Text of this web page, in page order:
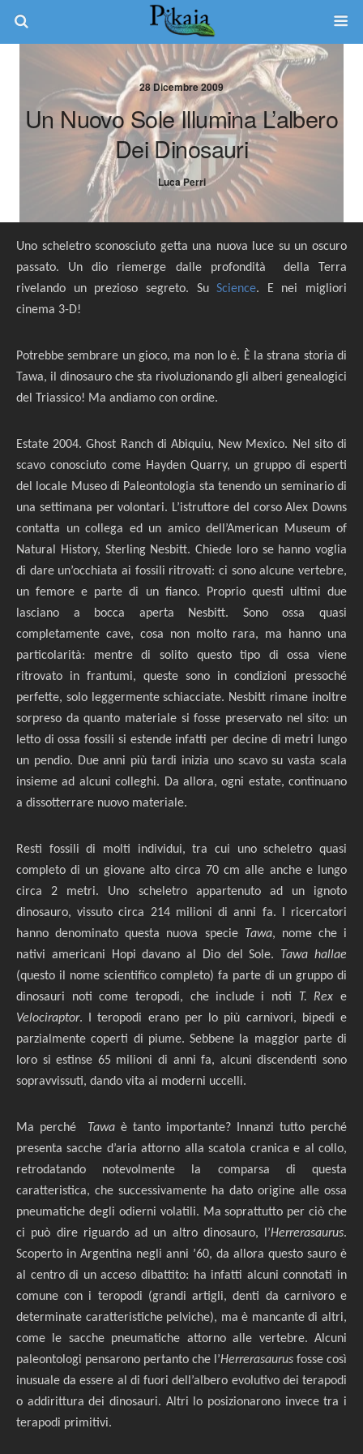
28 Dicembre 2009
Un Nuovo Sole Illumina L’albero
Dei Dinosauri
Luca Perri
Uno scheletro sconosciuto getta una nuova luce su un oscuro
passato. Un dio riemerge dalle profondità della Terra
rivelando un prezioso segreto. SuScience. E nei migliori
cinema 3-D!
Potrebbe sembrare un gioco, ma non lo è. È la strana storia di
Tawa, il dinosauro che sta rivoluzionando gli alberi genealogici
del Triassico! Ma andiamo con ordine.
Estate 2004. Ghost Ranch di Abiquiu, New Mexico. Nel sito di
scavo conosciuto come Hayden Quarry, un gruppo di esperti
del locale Museo di Paleontologia sta tenendo un seminario di
una settimana per volontari. L’istruttore del corso Alex Downs
contatta un collega ed un amico dell’American Museum of
Natural History, Sterling Nesbitt. Chiede loro se hanno voglia
di dare un’occhiata ai fossili ritrovati: ci sono alcune vertebre,
un femore e parte di un fianco. Proprio questi ultimi due
lasciano a bocca aperta Nesbitt. Sono ossa quasi
completamente cave, cosa non molto rara, ma hanno una
particolarità: mentre di solito questo tipo di ossa viene
ritrovato in frantumi, queste sono in condizioni pressoché
perfette, solo leggermente schiacciate. Nesbitt rimane inoltre
sorpreso da quanto materiale si fosse preservato nel sito: un
letto di ossa fossili si estende infatti per decine di metri lungo
un pendio. Due anni più tardi inizia uno scavo su vasta scala
insieme ad alcuni colleghi. Da allora, ogni estate, continuano
a dissotterrare nuovo materiale.
Resti fossili di molti individui, tra cui uno scheletro quasi
completo di un giovane alto circa 70 cm alle anche e lungo
circa 2 metri. Uno scheletro appartenuto ad un ignoto
dinosauro, vissuto circa 214 milioni di anni fa. I ricercatori
hanno denominato questa nuova specie
Tawa, nome che i
nativi americani Hopi davano al Dio del Sole.
Tawa hallae
(questo il nome scientifico completo) fa parte di un gruppo di
dinosauri noti come teropodi, che include i noti
T. Rex e
Velociraptor. I teropodi erano per lo più carnivori, bipedi e
parzialmente coperti di piume. Sebbene la maggior parte di
loro si estinse 65 milioni di anni fa, alcuni discendenti sono
sopravvissuti, dando vita ai moderni uccelli.
Ma perché Tawa è tanto importante? Innanzi tutto perché
presenta sacche d’aria attorno alla scatola cranica e al collo,
retrodatando notevolmente la comparsa di questa
caratteristica, che successivamente ha dato origine alle ossa
pneumatiche degli odierni volatili. Ma soprattutto per ciò che
ci può dire riguardo ad un altro dinosauro, l’Herrerasaurus.
Scoperto in Argentina negli anni ’60, da allora questo sauro è
al centro di un acceso dibattito: ha infatti alcuni connotati in
comune con i teropodi (grandi artigli, denti da carnivoro e
determinate caratteristiche pelviche), ma è mancante di altri,
come le sacche pneumatiche attorno alle vertebre. Alcuni
paleontologi pensarono pertanto che l’Herrerasaurus fosse così
inusuale da essere al di fuori dell’albero evolutivo dei terapodi
o addirittura dei dinosauri. Altri lo posizionarono invece tra i
terapodi primitivi.